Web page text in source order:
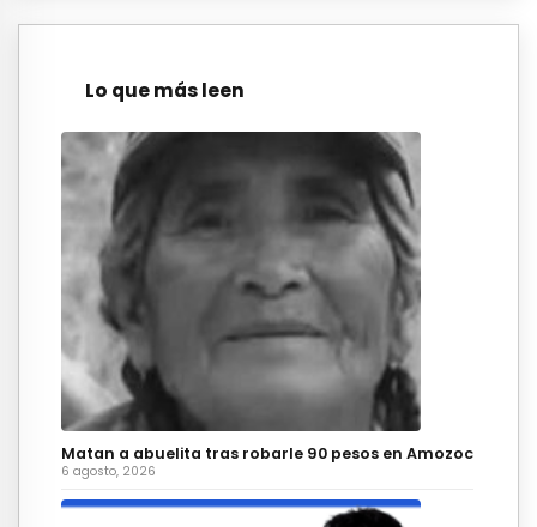
Lo que más leen
Matan a abuelita tras robarle 90 pesos en Amozoc
6 agosto, 2026